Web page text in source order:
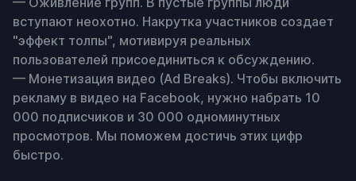
вступают неохотно. Накрутка участников создает
"эффект толпы", мотивируя реальных
пользователей присоединиться к обсуждению.
— Монетизация видео (Ad Breaks). Чтобы включить
рекламу в видео на Facebook, нужно набрать 10
000 подписчиков и 30 000 одноминутных
просмотров. Мы поможем достичь этих цифр
быстро.